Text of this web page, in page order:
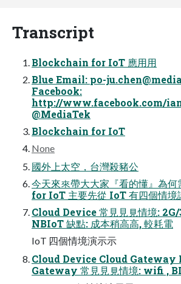
Transcript
Blockchain for IoT 應⽤用
Blue Email: po-
Facebook:
http://www.facebook.com/
@MediaTek
Blockchain for IoT
None
國外上太空，台灣殺豬公
今天來來帶⼤大家『看的懂』為
for IoT 主要先從 IoT 有四個情境
Cloud Device 常⾒見見情境:
NBIoT 缺點: 成本稍⾼高, 較耗電
IoT 四個情境演⽰示
Cloud Device Cloud Gateway
Gateway 常⾒見見情境: wifi ,